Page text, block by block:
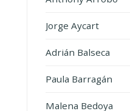
Jorge Aycart
Adrián Balseca
Paula Barragán
Malena Bedoya